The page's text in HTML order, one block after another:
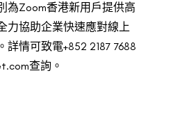
為Zoom香港新用戶提供高
力協助企業快速應對線上
情可致電+852 2187 7688
查詢。